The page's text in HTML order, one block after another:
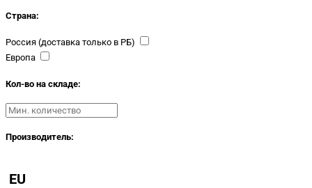
Страна:
Россия (доставка только в РБ)
Европа
Кол-во на складе:
Производитель:
EU